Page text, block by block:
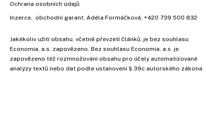
Ochrana osobních údajů
Inzerce, obchodní garant: Adéla Formáčková, +420 739 500 832
Jakékoliv užití obsahu, včetně převzetí článků, je bez souhlasu
Economia, a.s. zapovězeno. Bez souhlasu Economia, a.s. je
zapovězeno též rozmnožování obsahu pro účely automatizované
analýzy textů nebo dat podle ustanovení § 39c autorského zákona.